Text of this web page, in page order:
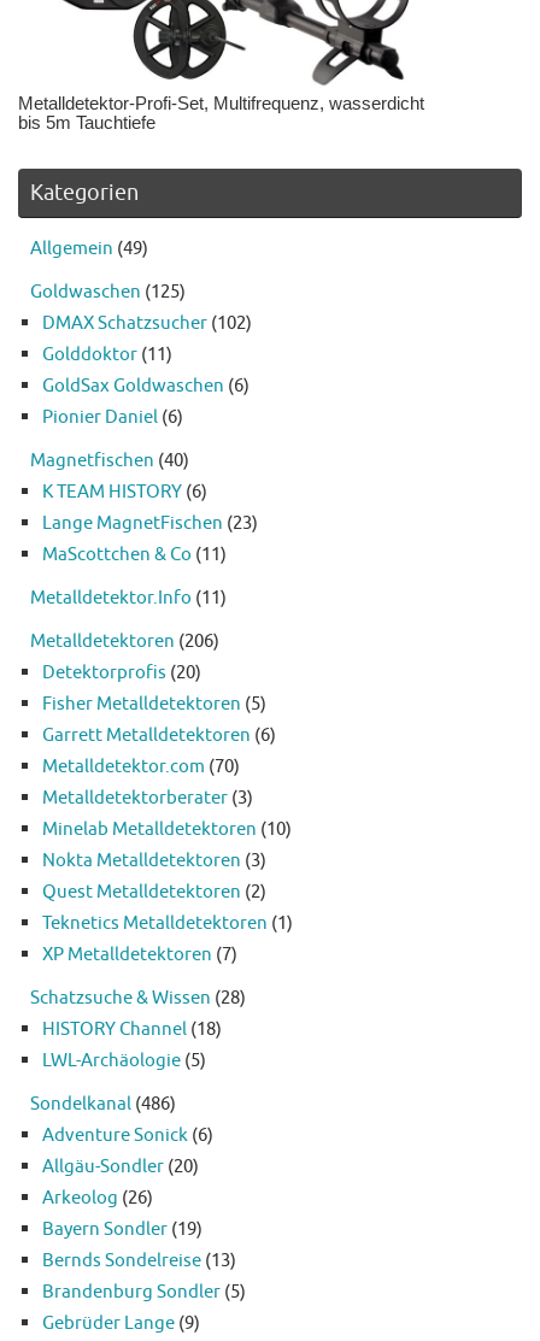
Metalldetektor-Profi-Set, Multifrequenz, wasserdicht
bis 5m Tauchtiefe
Kategorien
Allgemein (49)
Goldwaschen (125)
DMAX Schatzsucher (102)
Golddoktor (11)
GoldSax Goldwaschen (6)
Pionier Daniel (6)
Magnetfischen (40)
K TEAM HISTORY (6)
Lange MagnetFischen (23)
MaScottchen & Co (11)
Metalldetektor.Info (11)
Metalldetektoren (206)
Detektorprofis (20)
Fisher Metalldetektoren (5)
Garrett Metalldetektoren (6)
Metalldetektor.com (70)
Metalldetektorberater (3)
Minelab Metalldetektoren (10)
Nokta Metalldetektoren (3)
Quest Metalldetektoren (2)
Teknetics Metalldetektoren (1)
XP Metalldetektoren (7)
Schatzsuche & Wissen (28)
HISTORY Channel (18)
LWL-Archäologie (5)
Sondelkanal (486)
Adventure Sonick (6)
Allgäu-Sondler (20)
Arkeolog (26)
Bayern Sondler (19)
Bernds Sondelreise (13)
Brandenburg Sondler (5)
Gebrüder Lange (9)